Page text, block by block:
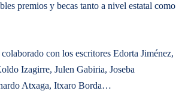
premios y becas tanto a nivel estatal como
con los escritores Edorta Jiménez,
Izagirre, Julen Gabiria, Joseba
Atxaga, Itxaro Borda…